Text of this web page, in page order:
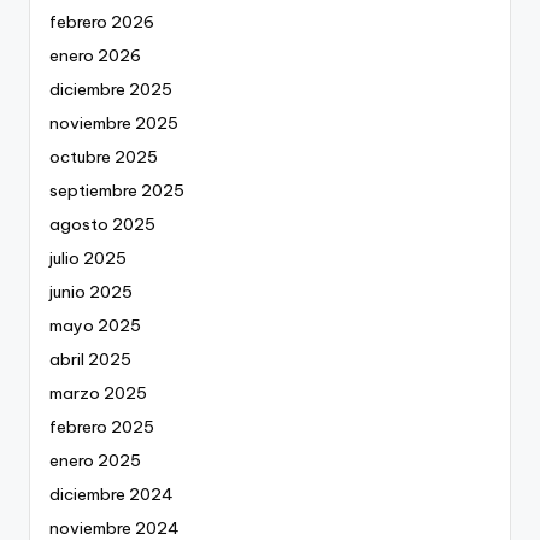
febrero 2026
enero 2026
diciembre 2025
noviembre 2025
octubre 2025
septiembre 2025
agosto 2025
julio 2025
junio 2025
mayo 2025
abril 2025
marzo 2025
febrero 2025
enero 2025
diciembre 2024
noviembre 2024